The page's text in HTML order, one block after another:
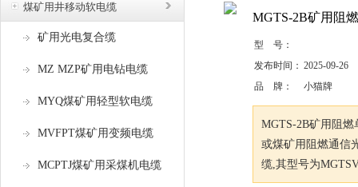
煤矿用井移动软电缆
矿用光电复合缆
MZ MZP矿用电钻电缆
MYQ煤矿用轻型软电缆
MVFPT煤矿用变频电缆
MCPTJ煤矿用采煤机电缆
MGTS-2B矿用阻
型 号：
发布时间： 2025-09-26
品 牌：
小猫牌
MGTS-2B矿用阻
或煤矿用阻燃通信
缆,其型号为